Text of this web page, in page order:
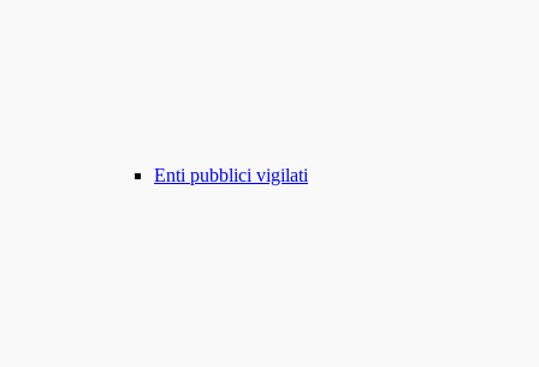
Enti pubblici vigilati